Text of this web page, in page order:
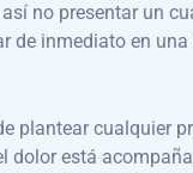
no presentar un
de inmediato en una
plantear cualquier
dolor está